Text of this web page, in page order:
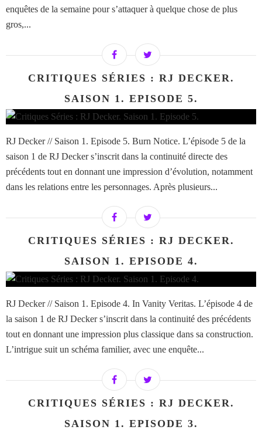
enquêtes de la semaine pour s’attaquer à quelque chose de plus
gros,...
CRITIQUES SÉRIES : RJ DECKER.
SAISON 1. EPISODE 5.
RJ Decker // Saison 1. Episode 5. Burn Notice. L’épisode 5 de la
saison 1 de RJ Decker s’inscrit dans la continuité directe des
précédents tout en donnant une impression d’évolution, notamment
dans les relations entre les personnages. Après plusieurs...
CRITIQUES SÉRIES : RJ DECKER.
SAISON 1. EPISODE 4.
RJ Decker // Saison 1. Episode 4. In Vanity Veritas. L’épisode 4 de
la saison 1 de RJ Decker s’inscrit dans la continuité des précédents
tout en donnant une impression plus classique dans sa construction.
L’intrigue suit un schéma familier, avec une enquête...
CRITIQUES SÉRIES : RJ DECKER.
SAISON 1. EPISODE 3.